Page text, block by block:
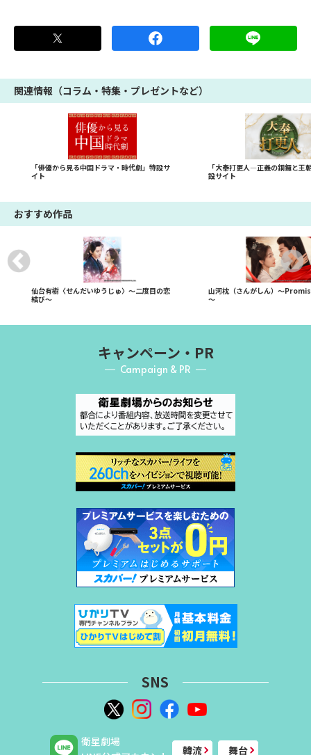
関連情報（コラム・特集・プレゼントなど）
「俳優から見る中国ドラマ・時代劇」特設サ
イト
「大奉打更人―正義の銅鑼と王
設サイト
おすすめ作品
仙台有樹〈せんだいゆうじゅ〉～二度目の恋
結び～
山河枕（さんがしん）～
～
キャンペーン・PR
Campaign & PR
SNS
衛星劇場
韓流 舞台